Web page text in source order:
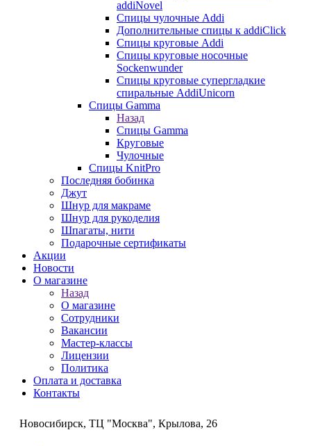
addiNovel
Спицы чулочные Addi
Дополнительные спицы к addiClick
Спицы круговые Addi
Спицы круговые носочные
Sockenwunder
Спицы круговые супергладкие
спиральные AddiUnicorn
Спицы Gamma
Назад
Спицы Gamma
Круговые
Чулочные
Спицы KnitPro
Последняя бобинка
Джут
Шнур для макраме
Шнур для рукоделия
Шпагаты, нити
Подарочные сертификаты
Акции
Новости
О магазине
Назад
О магазине
Сотрудники
Вакансии
Мастер-классы
Лицензии
Политика
Оплата и доставка
Контакты
Новосибирск, ТЦ "Москва", Крылова, 26